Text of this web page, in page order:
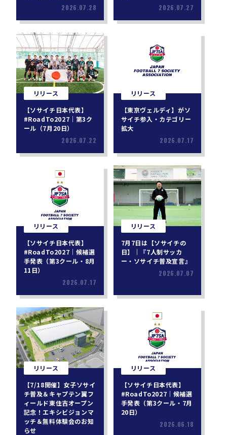
2026.07.28
2026.07.27
リリース
【ソサイチ日本代表】
#RoadTo2027｜第3ク
ール（7月20日）
2026.07.22
リリース
【東京ヴェルディ】がソ
サイチ参入・カテゴリー
拡大
2026.07.17
リリース
【ソサイチ日本代表】
#RoadTo2027｜候補選
手発表（第3クール・8月
11日）
2026.07.17
リリース
7月7日は【ソサイチの
日】｜『7人制サッカ
ー・ソサイチ普及宣言』
2026.07.07
リリース
【7/18開催】女子ソサイ
チ普及＆キャプテン翼フ
ィールド東住吉オープン
記念！エキシビジョンマ
ッチ＆無料体験会のお知
らせ
リリース
【ソサイチ日本代表】
#RoadTo2027｜候補選
手発表（第3クール・7月
20日）
2026.06.18